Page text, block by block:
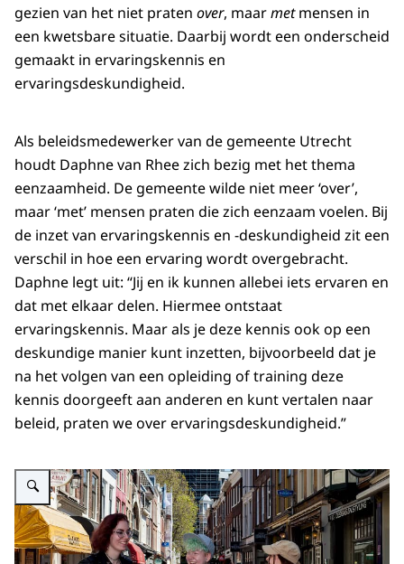
gezien van het niet praten over, maarmetmensen in
een kwetsbare situatie. Daarbij wordt een onderscheid
gemaakt in ervaringskennis en
ervaringsdeskundigheid.
Als beleidsmedewerker van de gemeente Utrecht
houdt Daphne van Rhee zich bezig met het thema
eenzaamheid. De gemeente wilde niet meer ‘over’,
maar ‘met’ mensen praten die zich eenzaam voelen. Bij
de inzet van ervaringskennis en -deskundigheid zit een
verschil in hoe een ervaring wordt overgebracht.
Daphne legt uit: “Jij en ik kunnen allebei iets ervaren en
dat met elkaar delen. Hiermee ontstaat
ervaringskennis. Maar als je deze kennis ook op een
deskundige manier kunt inzetten, bijvoorbeeld dat je
na het volgen van een opleiding of training deze
kennis doorgeeft aan anderen en kunt vertalen naar
beleid, praten we over ervaringsdeskundigheid.”
Vergroot afbeelding Drie jonge mensen praten met elkaar op straat met de